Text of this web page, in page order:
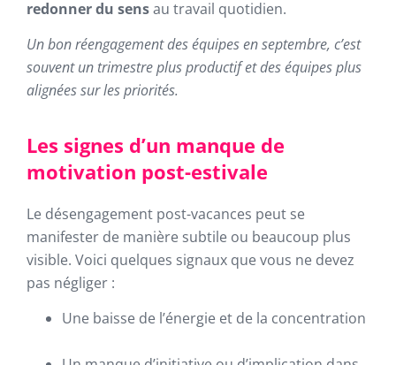
redonner du sensau travail quotidien.
Un bon réengagement des équipes en septembre, c’est
souvent un trimestre plus productif et des équipes plus
alignées sur les priorités.
Les signes d’un manque de
motivation post-estivale
Le désengagement post-vacances peut se
manifester de manière subtile ou beaucoup plus
visible. Voici quelques signaux que vous ne devez
pas négliger :
Une baisse de l’énergie et de la concentration